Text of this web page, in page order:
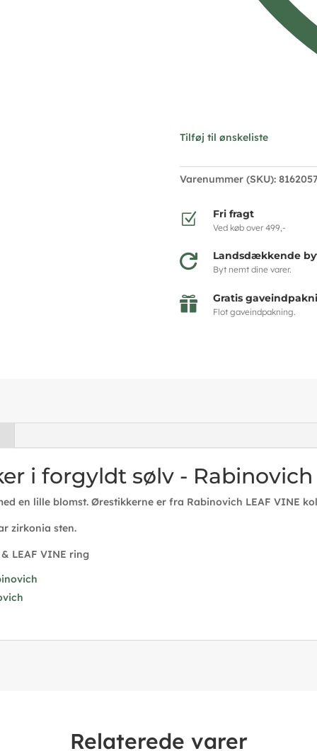
Tilføj til ønskeliste
Varenummer (SKU):
Z Fri fragt
Ved køb over 499,-
 Landsdækkende
Byt nemt dine varer.
 Gratis
Flot gaveindpakning.
i forgyldt sølv - Rabinovich
en lille blomst. Ørestikkerne er fra Rabinovich LEAF VINE
zirkonia sten.
LEAF VINE ring
Relaterede varer